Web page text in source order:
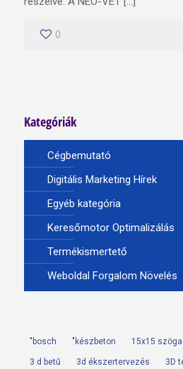
0
Kategóriák
Cégbemutató
Digitális Marketing Hírek
Egyéb kategória
Keresőmotor Optimalizálás
Termékismertető
Weboldal Forgalom Növelés
"bosch "készbeton 15x15
3 d betű 3d ékszertervezés 3D